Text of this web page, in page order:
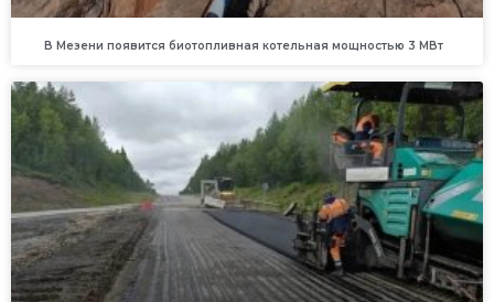
В Мезени появится биотопливная котельная мощностью 3 МВт